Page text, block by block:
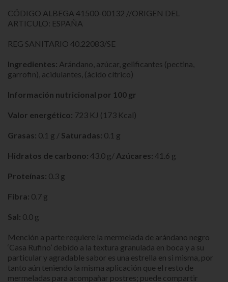
CÓDIGO ALBEGA 41500-00132 //ORIGEN DEL
ARTICULO: ESPAÑA
REG SANITARIO 40.22083/SE
Ingredientes: Arándano, azúcar, gelificantes (pectina,
garrofin), acidulantes, (ácido cítrico)
Información nutricional por 100 gr
Valor energético: 723 KJ (173 Kcal)
Grasas: 0.1 g / Saturadas: 0.1 g
Hidratos de carbono: 43.0 g/ Azúcares: 41.6 g
Proteínas: 0.3 g
Fibra: 0.7 g
Sal: 0.0 g
Mención a parte requiere la mermelada de arándano negro
‘Casa Rufino’ debido a la textura granulada en boca y a su
particular y agradable sabor es una estrella en si misma, por
tanto aún teniendo la misma aplicación que el resto de
mermeladas para acompañar postres; puede compartir